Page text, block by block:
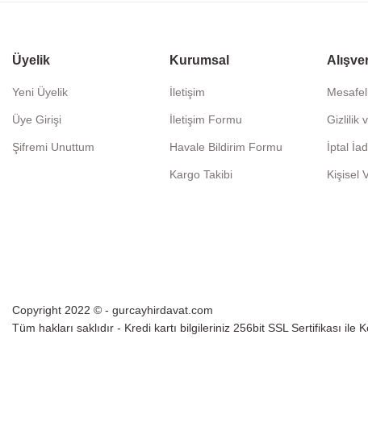
Üyelik
Yeni Üyelik
Üye Girişi
Şifremi Unuttum
Kurumsal
İletişim
İletişim Formu
Havale Bildirim Formu
Kargo Takibi
Gizlilik
İptal
Kişisel
Copyright 2022 © - gurcayhirdavat.com
Tüm hakları saklıdır - Kredi kartı bilgileriniz 256bit SSL Sertifikası ile